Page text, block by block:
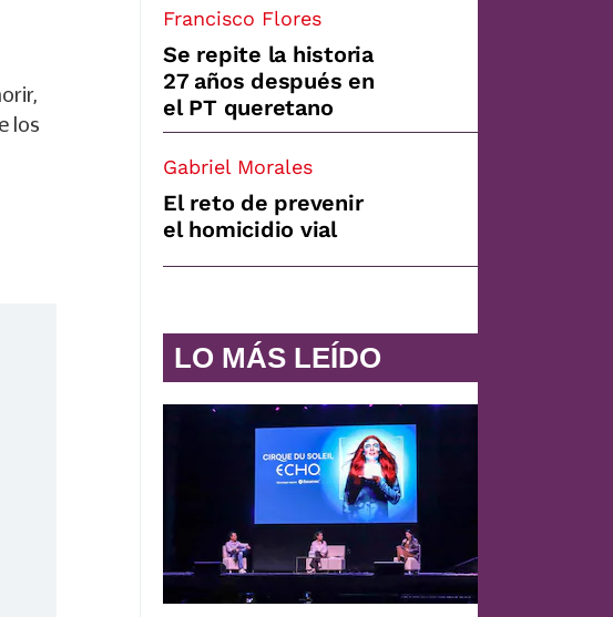
los
Francisco Flores
Se repite la historia
27 años después en
el PT queretano
Gabriel Morales
El reto de prevenir
el homicidio vial
LO MÁS LEÍDO